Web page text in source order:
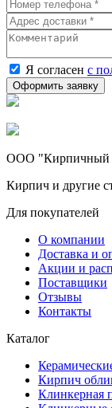
Я согласен с
ООО "Кирпичный
Кирпич и другие
Для покупателей
О компании
Доставка и
Акции и
Поставщики
Отзывы
Контакты
Каталог
Кирпич
Клинкерная